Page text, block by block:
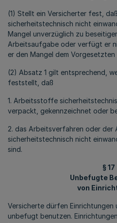
(1) Stellt ein Versicherter fest,
sicherheitstechnisch nicht
Mangel unverzüglich zu
Arbeitsaufgabe oder verfügt er
er den Mangel dem
(2) Absatz 1 gilt entsprechend,
feststellt, daß
1. Arbeitsstoffe
verpackt, gekennzeichnet oder
2. das Arbeitsverfahren oder der
sicherheitstechnisch nicht
sind.
§ 17
Unbefugte
von
Versicherte dürfen
unbefugt benutzen.